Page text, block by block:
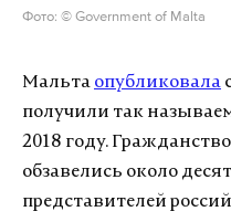
Фото: © Government of Malta
Мальта опубликовала
получили так
2018 году.
обзавелись около
представителей